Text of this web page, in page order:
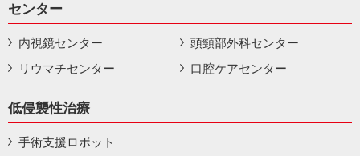
センター
内視鏡センター
頭頸部外科センター
リウマチセンター
口腔ケアセンター
低侵襲性治療
手術支援ロボット